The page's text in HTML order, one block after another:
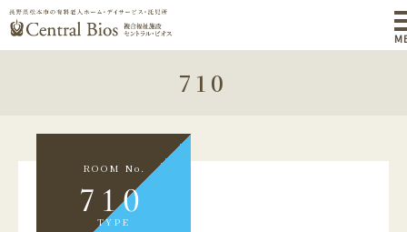
710
ROOM No.
710
TYPE